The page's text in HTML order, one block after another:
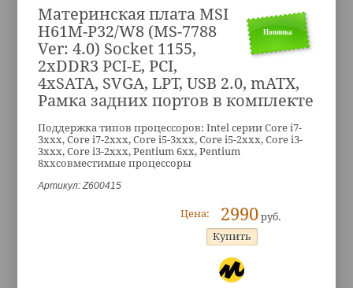
Новинка
Материнская плата MSI
H61M-P32/W8 (MS-7788
Ver: 4.0) Socket 1155,
2xDDR3 PCI-E, PCI,
4xSATA, SVGA, LPT, USB 2.0, mATX,
Рамка задних портов в комплекте
Поддержка типов процессоров: Intel серии Core i7-
3xxx, Core i7-2xxx, Core i5-3xxx, Core i5-2xxx, Core i3-
3xxx, Core i3-2xxx, Pentium 6xx, Pentium
8xxсовместимые процессоры
Артикул: Z600415
Цена: 2990руб.